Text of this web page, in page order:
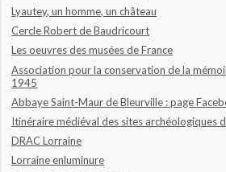
Lyautey, un homme, un château
Cercle Robert de Baudricourt
Les oeuvres des musées de France
Association pour la conservation de la
1945
Abbaye Saint-Maur de Bleurville : page
Itinéraire médiéval des sites archéologiques
DRAC Lorraine
Lorraine enluminure